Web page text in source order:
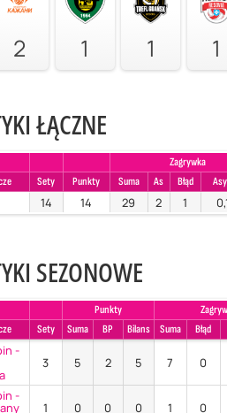
2 1 1 1
ŁĄCZNE
Zagrywka
Sety Punkty Suma As Błąd
14 14 29 2 1
SEZONOWE
Punkty
Sety Suma BP Bilans Suma Błąd
-
3 5 2 5 7 0
-
1 0 0 0 1 0